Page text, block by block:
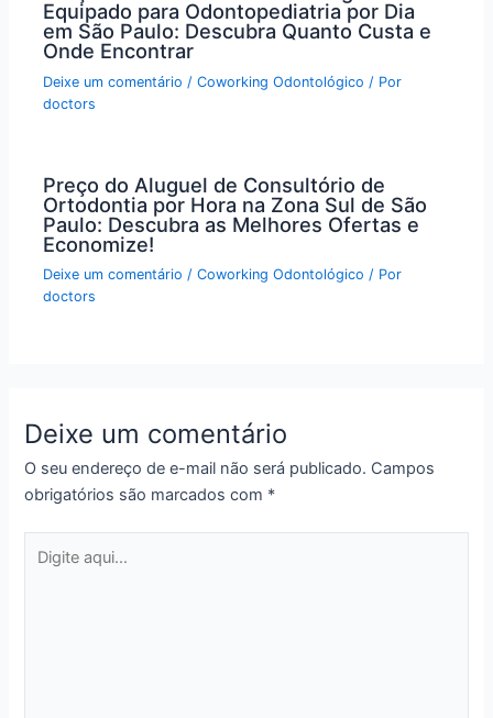
Equipado para Odontopediatria por Dia
em São Paulo: Descubra Quanto Custa e
Onde Encontrar
Deixe um comentário /Coworking Odontológico / Por
doctors
Preço do Aluguel de Consultório de
Ortodontia por Hora na Zona Sul de São
Paulo: Descubra as Melhores Ofertas e
Economize!
Deixe um comentário /Coworking Odontológico / Por
doctors
Deixe um comentário
O seu endereço de e-mail não será publicado. Campos
obrigatórios são marcados com *
aqui...